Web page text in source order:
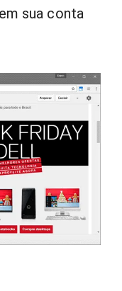
sua conta